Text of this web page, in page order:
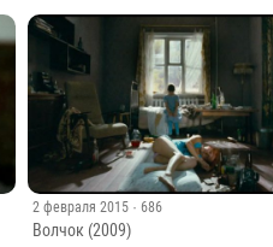
2 февраля 2015 · 686
Волчок (2009)